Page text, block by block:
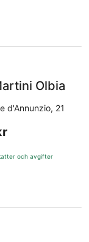
Olbia
d'Annunzio, 21
och avgifter